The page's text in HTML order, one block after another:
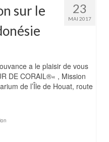
23
MAI 2017
sur le
a le plaisir de vous
DE CORAIL®« , Mission
de l’Île de Houat, route